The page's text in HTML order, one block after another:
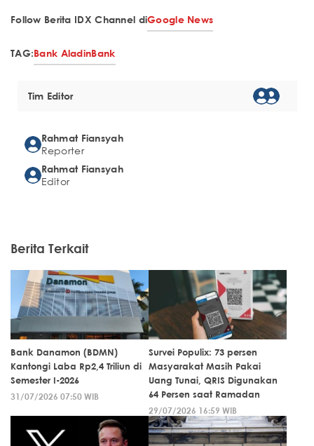
Follow Berita IDX Channel diGoogle News
TAG:Bank AladinBank
Tim Editor
Rahmat Fiansyah
Reporter
Rahmat Fiansyah
Editor
Berita Terkait
Bank Danamon (BDMN)
Kantongi Laba Rp2,4 Triliun di
Semester I-2026
31/07/2026 07:50 WIB
Survei Populix: 73 persen
Masyarakat Masih Pakai
Uang Tunai, QRIS Digunakan
64 Persen saat Ramadan
29/07/2026 16:59 WIB